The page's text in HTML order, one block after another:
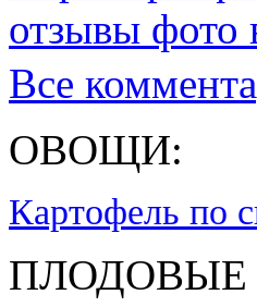
отзывы фото
Все
ОВОЩИ:
Картофель по
ПЛОДОВЫЕ